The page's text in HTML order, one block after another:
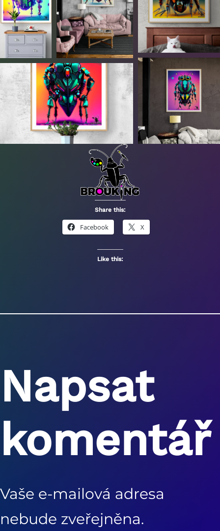
Share this:
Facebook X
Like this:
Napsat
komentář
Vaše e-mailová adresa
nebude zveřejněna.